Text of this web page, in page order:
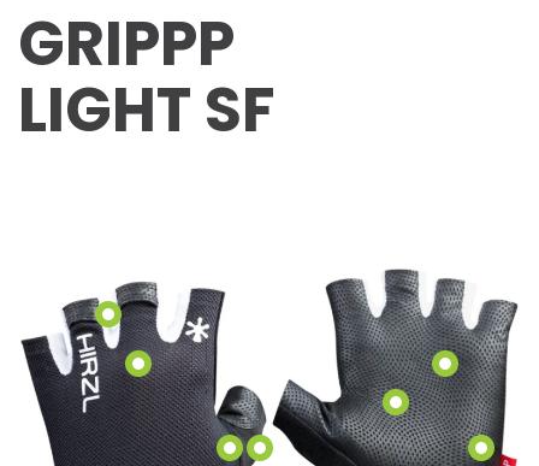
GRIPPP
LIGHT SF